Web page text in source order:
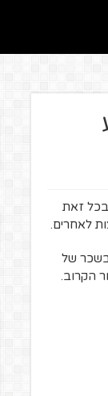
בכל זאת
לאחרים.
בשכר של
הקרוב.